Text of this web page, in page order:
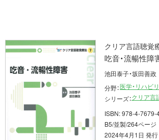
クリア言語聴覚
吃音・流暢性障
池田泰子・坂田善
分野：医学・リハビリ
シリーズ：クリア言
ISBN: 978-4-7679-
B5/並製/264ページ
2024年4月1日 発行